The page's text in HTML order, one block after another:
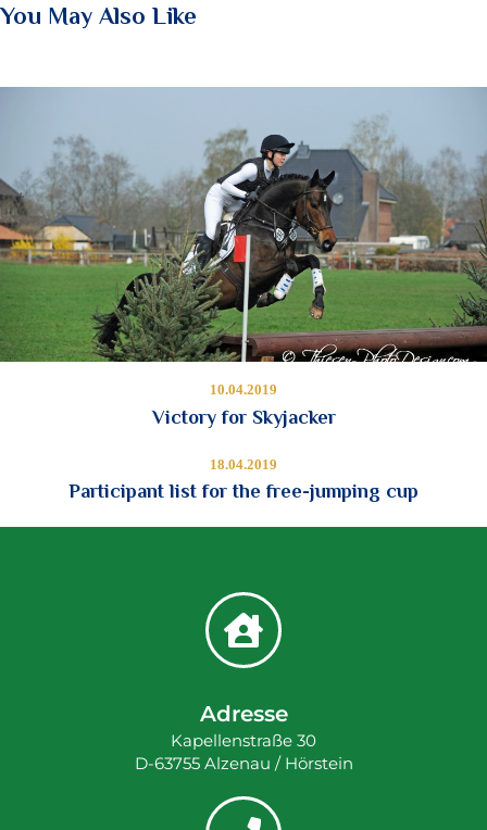
You May Also Like
10.04.2019
Victory for Skyjacker
18.04.2019
Participant list for the free-jumping cup
Adresse
Kapellenstraße 30
D-63755 Alzenau / Hörstein